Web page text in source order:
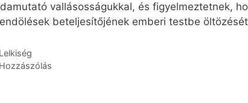
vallásosságukkal, és figyelmeztetnek,
beteljesítőjének emberi testbe
Kategória
Lelkiség
Hozzászólás